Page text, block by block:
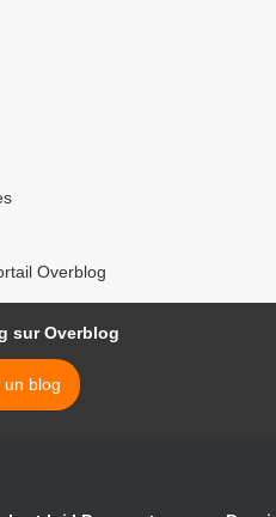
Overblog
sur Overblog
un blog